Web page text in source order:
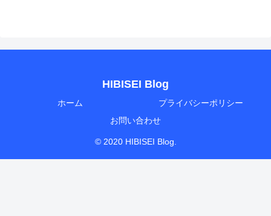
HIBISEI Blog
ホーム
プライバシーポリシー
お問い合わせ
© 2020 HIBISEI Blog.